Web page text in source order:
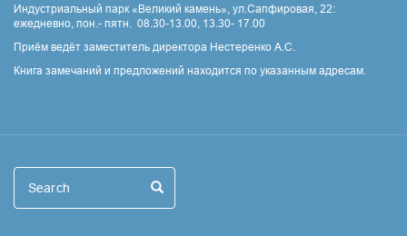
Индустриальный парк «Великий камень», ул.Сапфировая, 22:
ежедневно, пон.- пятн. 08.30-13.00, 13.30- 17.00
Приём ведёт заместитель директора Нестеренко А.С.
Книга замечаний и предложений находится по указанным адресам.
Поиск Search
Search